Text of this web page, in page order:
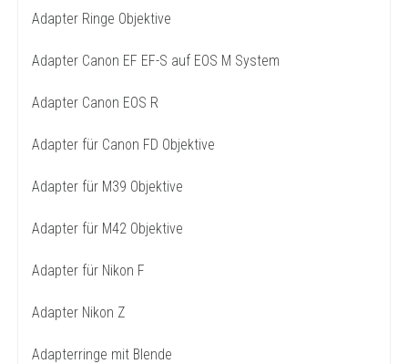
Adapter Ringe Objektive
Adapter Canon EF EF-S auf EOS M System
Adapter Canon EOS R
Adapter für Canon FD Objektive
Adapter für M39 Objektive
Adapter für M42 Objektive
Adapter für Nikon F
Adapter Nikon Z
Adapterringe mit Blende